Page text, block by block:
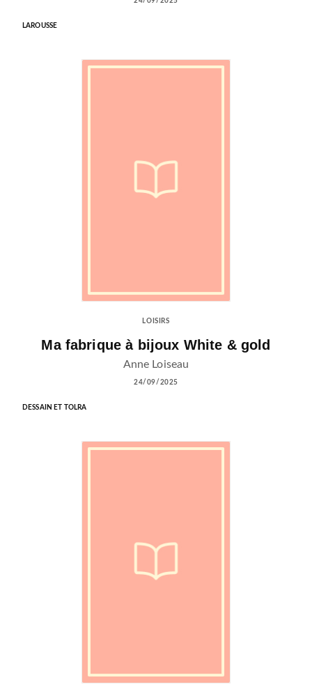
LAROUSSE
LOISIRS
Ma fabrique à bijoux White & gold
Anne Loiseau
24/09/2025
DESSAIN ET TOLRA